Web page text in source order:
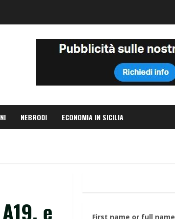
NEBRODI ECONOMIA IN SICILIA
e
First name or full name